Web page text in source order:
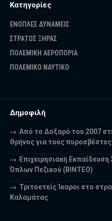
Κατηγορίες
ΕΝΟΠΛΕΣ ΔΥΝΑΜΕΙΣ
ΣΤΡΑΤΟΣ ΞΗΡΑΣ
ΠΟΛΕΜΙΚΗ ΑΕΡΟΠΟΡΙΑ
ΠΟΛΕΜΙΚΟ ΝΑΥΤΙΚΟ
Δημοφιλή
Από το Δοξαρό του 2007
Θρήνος για τους πυροσβέστες
Επιχειρησιακή
Όπλων Πεζικού (ΒΙΝΤΕΟ)
Τριτοετείς Ίκαροι στο
Καλαμάτας